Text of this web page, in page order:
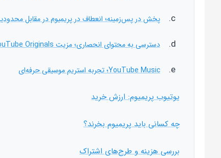
پخش در پس‌زمینه؛ انعطاف در پریمیوم در مقابل
دسترسی به محتوای انحصاری؛ مزیت YouTube Originals
YouTube Music؛ تجربه استریم موسیقی حرفه‌ای
یوتیوب پریمیوم: ارزش خرید
چه کسانی باید پریمیوم بخرند؟
بررسی هزینه و طرح‌های اشتراک